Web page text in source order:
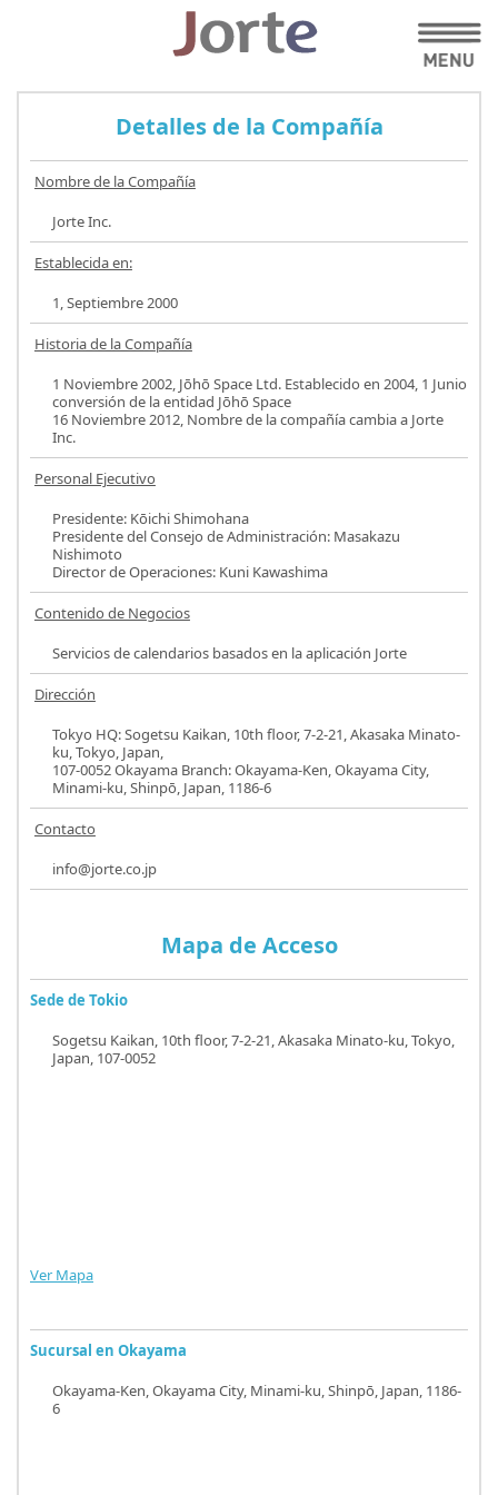
Detalles de la Compañía
Nombre de la Compañía
Jorte Inc.
Establecida en:
1, Septiembre 2000
Historia de la Compañía
1 Noviembre 2002, Jōhō Space Ltd. Establecido en 2004, 1 Junio
conversión de la entidad Jōhō Space
16 Noviembre 2012, Nombre de la compañía cambia a Jorte
Inc.
Personal Ejecutivo
Presidente: Kōichi Shimohana
Presidente del Consejo de Administración: Masakazu
Nishimoto
Director de Operaciones: Kuni Kawashima
Contenido de Negocios
Servicios de calendarios basados en la aplicación Jorte
Dirección
Tokyo HQ: Sogetsu Kaikan, 10th floor, 7-2-21, Akasaka Minato-
ku, Tokyo, Japan,
107-0052 Okayama Branch: Okayama-Ken, Okayama City,
Minami-ku, Shinpō, Japan, 1186-6
Contacto
info@jorte.co.jp
Mapa de Acceso
Sede de Tokio
Sogetsu Kaikan, 10th floor, 7-2-21, Akasaka Minato-ku, Tokyo,
Japan, 107-0052
Ver Mapa
Sucursal en Okayama
Okayama-Ken, Okayama City, Minami-ku, Shinpō, Japan, 1186-
6